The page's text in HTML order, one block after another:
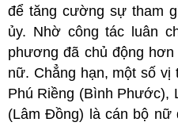
để tăng cường sự tham
ủy. Nhờ công tác luân
phương đã chủ động
nữ. Chẳng hạn, một số
Phú Riềng (Bình
(Lâm Đồng) là cán bộ nữ